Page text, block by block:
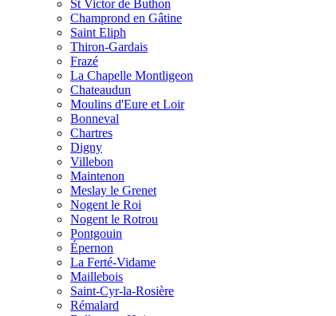
St Victor de Buthon
Champrond en Gâtine
Saint Eliph
Thiron-Gardais
Frazé
La Chapelle Montligeon
Chateaudun
Moulins d'Eure et Loir
Bonneval
Chartres
Digny
Villebon
Maintenon
Meslay le Grenet
Nogent le Roi
Nogent le Rotrou
Pontgouin
Épernon
La Ferté-Vidame
Maillebois
Saint-Cyr-la-Rosière
Rémalard